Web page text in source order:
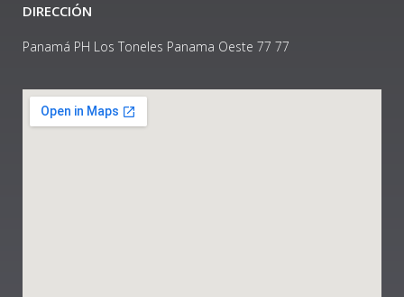
DIRECCIÓN
Panamá PH Los Toneles Panama Oeste 77 77